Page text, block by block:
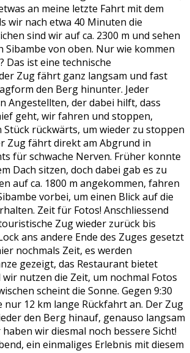
an meine letzte Fahrt mit dem
wir nach etwa 40 Minuten die
sind wir auf ca. 2300 m und sehen
Sibambe von oben. Nur wie kommen
ist eine technische
Zug fährt ganz langsam und fast
den Berg hinunter. Jeder
Angestellten, der dabei hilft, dass
geht, wir fahren und stoppen,
rückwärts, um wieder zu stoppen
Zug fährt direkt am Abgrund in
für schwache Nerven. Früher konnte
Dach sitzen, doch dabei gab es zu
auf ca. 1800 m angekommen, fahren
vorbei, um einen Blick auf die
Zeit für Fotos! Anschliessend
Zug wieder zurück bis
ans andere Ende des Zuges gesetzt
nochmals Zeit, es werden
gezeigt, das Restaurant bietet
nutzen die Zeit, um nochmal Fotos
scheint die Sonne. Gegen 9:30
12 km lange Rückfahrt an. Der Zug
den Berg hinauf, genauso langsam
wir diesmal noch bessere Sicht!
ein einmaliges Erlebnis mit diesem